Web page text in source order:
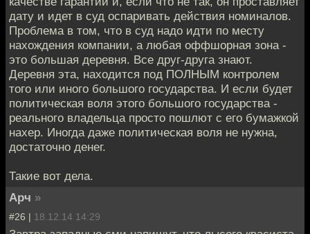
дату и идет в суд оспаривать действия номиналов.
Проблема в том, что в суд надо идти по месту
нахождения компании, а любая оффшорная зона -
это большая деревня. Все друг-друга знают.
Деревня эта, находится под ПОЛНЫМ контролем
того или иного большого государства. И если будет
политическая воля этого большого государства -
реального владельца просто пошлют с его бумажкой
нахер. Иногда даже политическая воля не нужна,
достаточно денег.
Такие вот дела.
Арч »
#26 | 18.12.14 14:29